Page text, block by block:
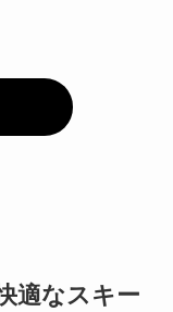
適なスキー